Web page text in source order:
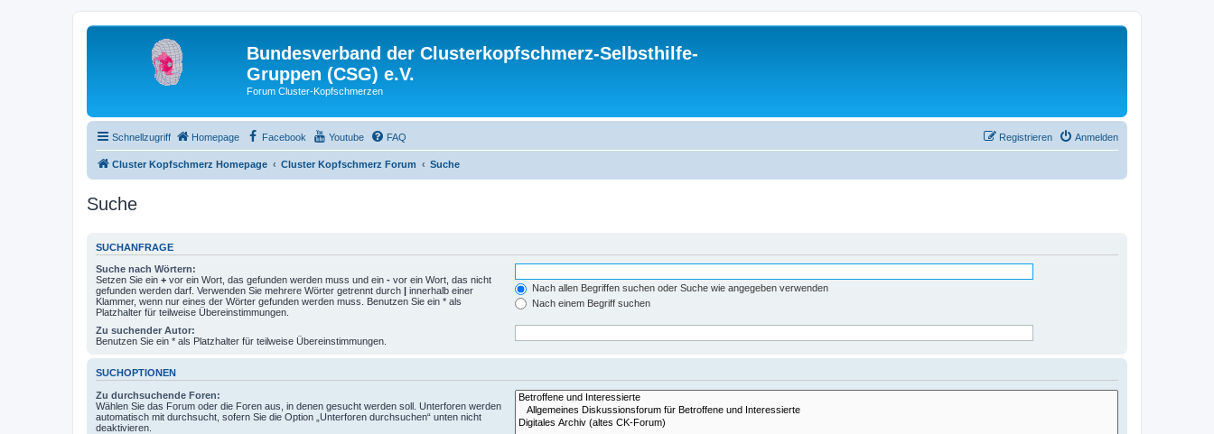
Bundesverband der Clusterkopfschmerz-Selbsthilfe-
Gruppen (CSG) e.V.
Forum Cluster-Kopfschmerzen
Schnellzugriff Homepage Facebook Youtube FAQ Anmelden
Registrieren
Cluster Kopfschmerz Homepage Cluster Kopfschmerz Forum Suche
Suche
SUCHANFRAGE
Suche nach Wörtern:
Setzen Sie ein + vor ein Wort, das gefunden werden muss und ein - vor ein Wort, das nicht
gefunden werden darf. Verwenden Sie mehrere Wörter getrennt durch | innerhalb einer
Klammer, wenn nur eines der Wörter gefunden werden muss. Benutzen Sie ein * als
Platzhalter für teilweise Übereinstimmungen.
Nach allen Begriffen suchen oder Suche wie angegeben verwenden
Nach einem Begriff suchen
Zu suchender Autor:
Benutzen Sie ein * als Platzhalter für teilweise Übereinstimmungen.
SUCHOPTIONEN
Zu durchsuchende Foren:
Wählen Sie das Forum oder die Foren aus, in denen gesucht werden soll. Unterforen werden
automatisch mit durchsucht, sofern Sie die Option „Unterforen durchsuchen“ unten nicht
deaktivieren.